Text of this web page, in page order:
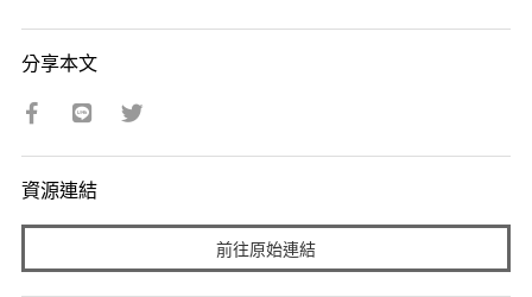
分享本文
資源連結
前往原始連結